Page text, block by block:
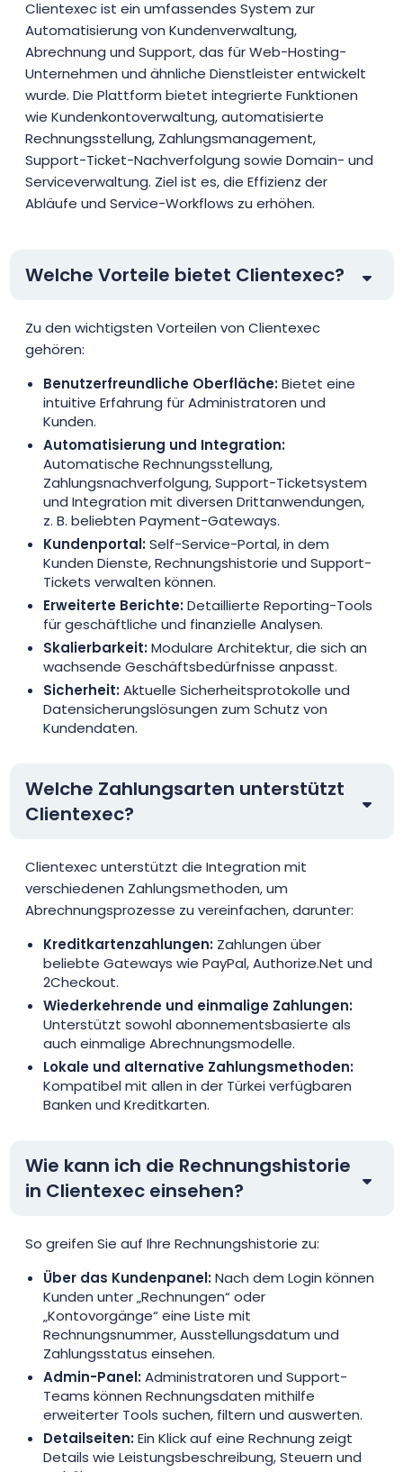
Clientexec ist ein umfassendes System zur
Automatisierung von Kundenverwaltung,
Abrechnung und Support, das für Web-Hosting-
Unternehmen und ähnliche Dienstleister entwickelt
wurde. Die Plattform bietet integrierte Funktionen
wie Kundenkontoverwaltung, automatisierte
Rechnungsstellung, Zahlungsmanagement,
Support-Ticket-Nachverfolgung sowie Domain- und
Serviceverwaltung. Ziel ist es, die Effizienz der
Abläufe und Service-Workflows zu erhöhen.
Welche Vorteile bietet Clientexec?
Zu den wichtigsten Vorteilen von Clientexec
gehören:
Benutzerfreundliche Oberfläche:Bietet eine
intuitive Erfahrung für Administratoren und
Kunden.
Automatisierung und Integration:
Automatische Rechnungsstellung,
Zahlungsnachverfolgung, Support-Ticketsystem
und Integration mit diversen Drittanwendungen,
z. B. beliebten Payment-Gateways.
Kundenportal:Self-Service-Portal, in dem
Kunden Dienste, Rechnungshistorie und Support-
Tickets verwalten können.
Erweiterte Berichte:Detaillierte Reporting-Tools
für geschäftliche und finanzielle Analysen.
Skalierbarkeit:Modulare Architektur, die sich an
wachsende Geschäftsbedürfnisse anpasst.
Sicherheit:Aktuelle Sicherheitsprotokolle und
Datensicherungslösungen zum Schutz von
Kundendaten.
Welche Zahlungsarten unterstützt
Clientexec?
Clientexec unterstützt die Integration mit
verschiedenen Zahlungsmethoden, um
Abrechnungsprozesse zu vereinfachen, darunter:
Kreditkartenzahlungen: Zahlungen über
beliebte Gateways wie PayPal, Authorize.Net und
2Checkout.
Wiederkehrende und einmalige Zahlungen:
Unterstützt sowohl abonnementsbasierte als
auch einmalige Abrechnungsmodelle.
Lokale und alternative Zahlungsmethoden:
Kompatibel mit allen in der Türkei verfügbaren
Banken und Kreditkarten.
Wie kann ich die Rechnungshistorie
in Clientexec einsehen?
So greifen Sie auf Ihre Rechnungshistorie zu:
Über das Kundenpanel:Nach dem Login können
Kunden unter „Rechnungen“ oder
„Kontovorgänge“ eine Liste mit
Rechnungsnummer, Ausstellungsdatum und
Zahlungsstatus einsehen.
Admin-Panel:Administratoren und Support-
Teams können Rechnungsdaten mithilfe
erweiterter Tools suchen, filtern und auswerten.
Detailseiten:Ein Klick auf eine Rechnung zeigt
Details wie Leistungsbeschreibung, Steuern und